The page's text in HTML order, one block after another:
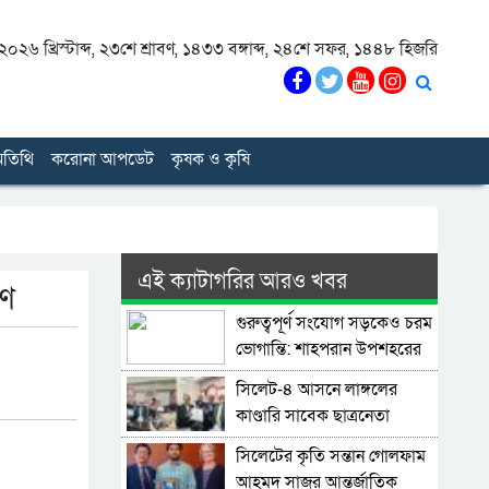
খ্রিস্টাব্দ, ২৩শে শ্রাবণ, ১৪৩৩ বঙ্গাব্দ, ২৪শে সফর, ১৪৪৮ হিজরি
করোনা আপডেট কৃষক ও কৃষি
এই ক্যাটাগরির আরও খবর
গুরুত্বপূর্ণ সংযোগ সড়কেও চরম
ভোগান্তি: শাহপরান উপশহরের
রাস্তাঘাট সংস্কারের দাবি
সিলেট-৪ আসনে লাঙ্গলের
কাণ্ডারি সাবেক ছাত্রনেতা
মুজিবুর রহমান ডালিম
সিলেটের কৃতি সন্তান গোলফাম
আহমদ সাজুর আন্তর্জাতিক